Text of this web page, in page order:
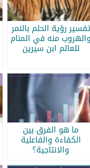
تفسير رؤية الحلم بالنمر
والهروب منه في المنام
للعالم ابن سيرين
ما هو الفرق بين
الكفاءة والفاعلية
والانتاجية؟